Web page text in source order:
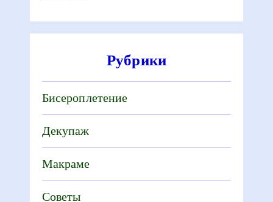
Рубрики
Бисероплетение
Декупаж
Макраме
Советы